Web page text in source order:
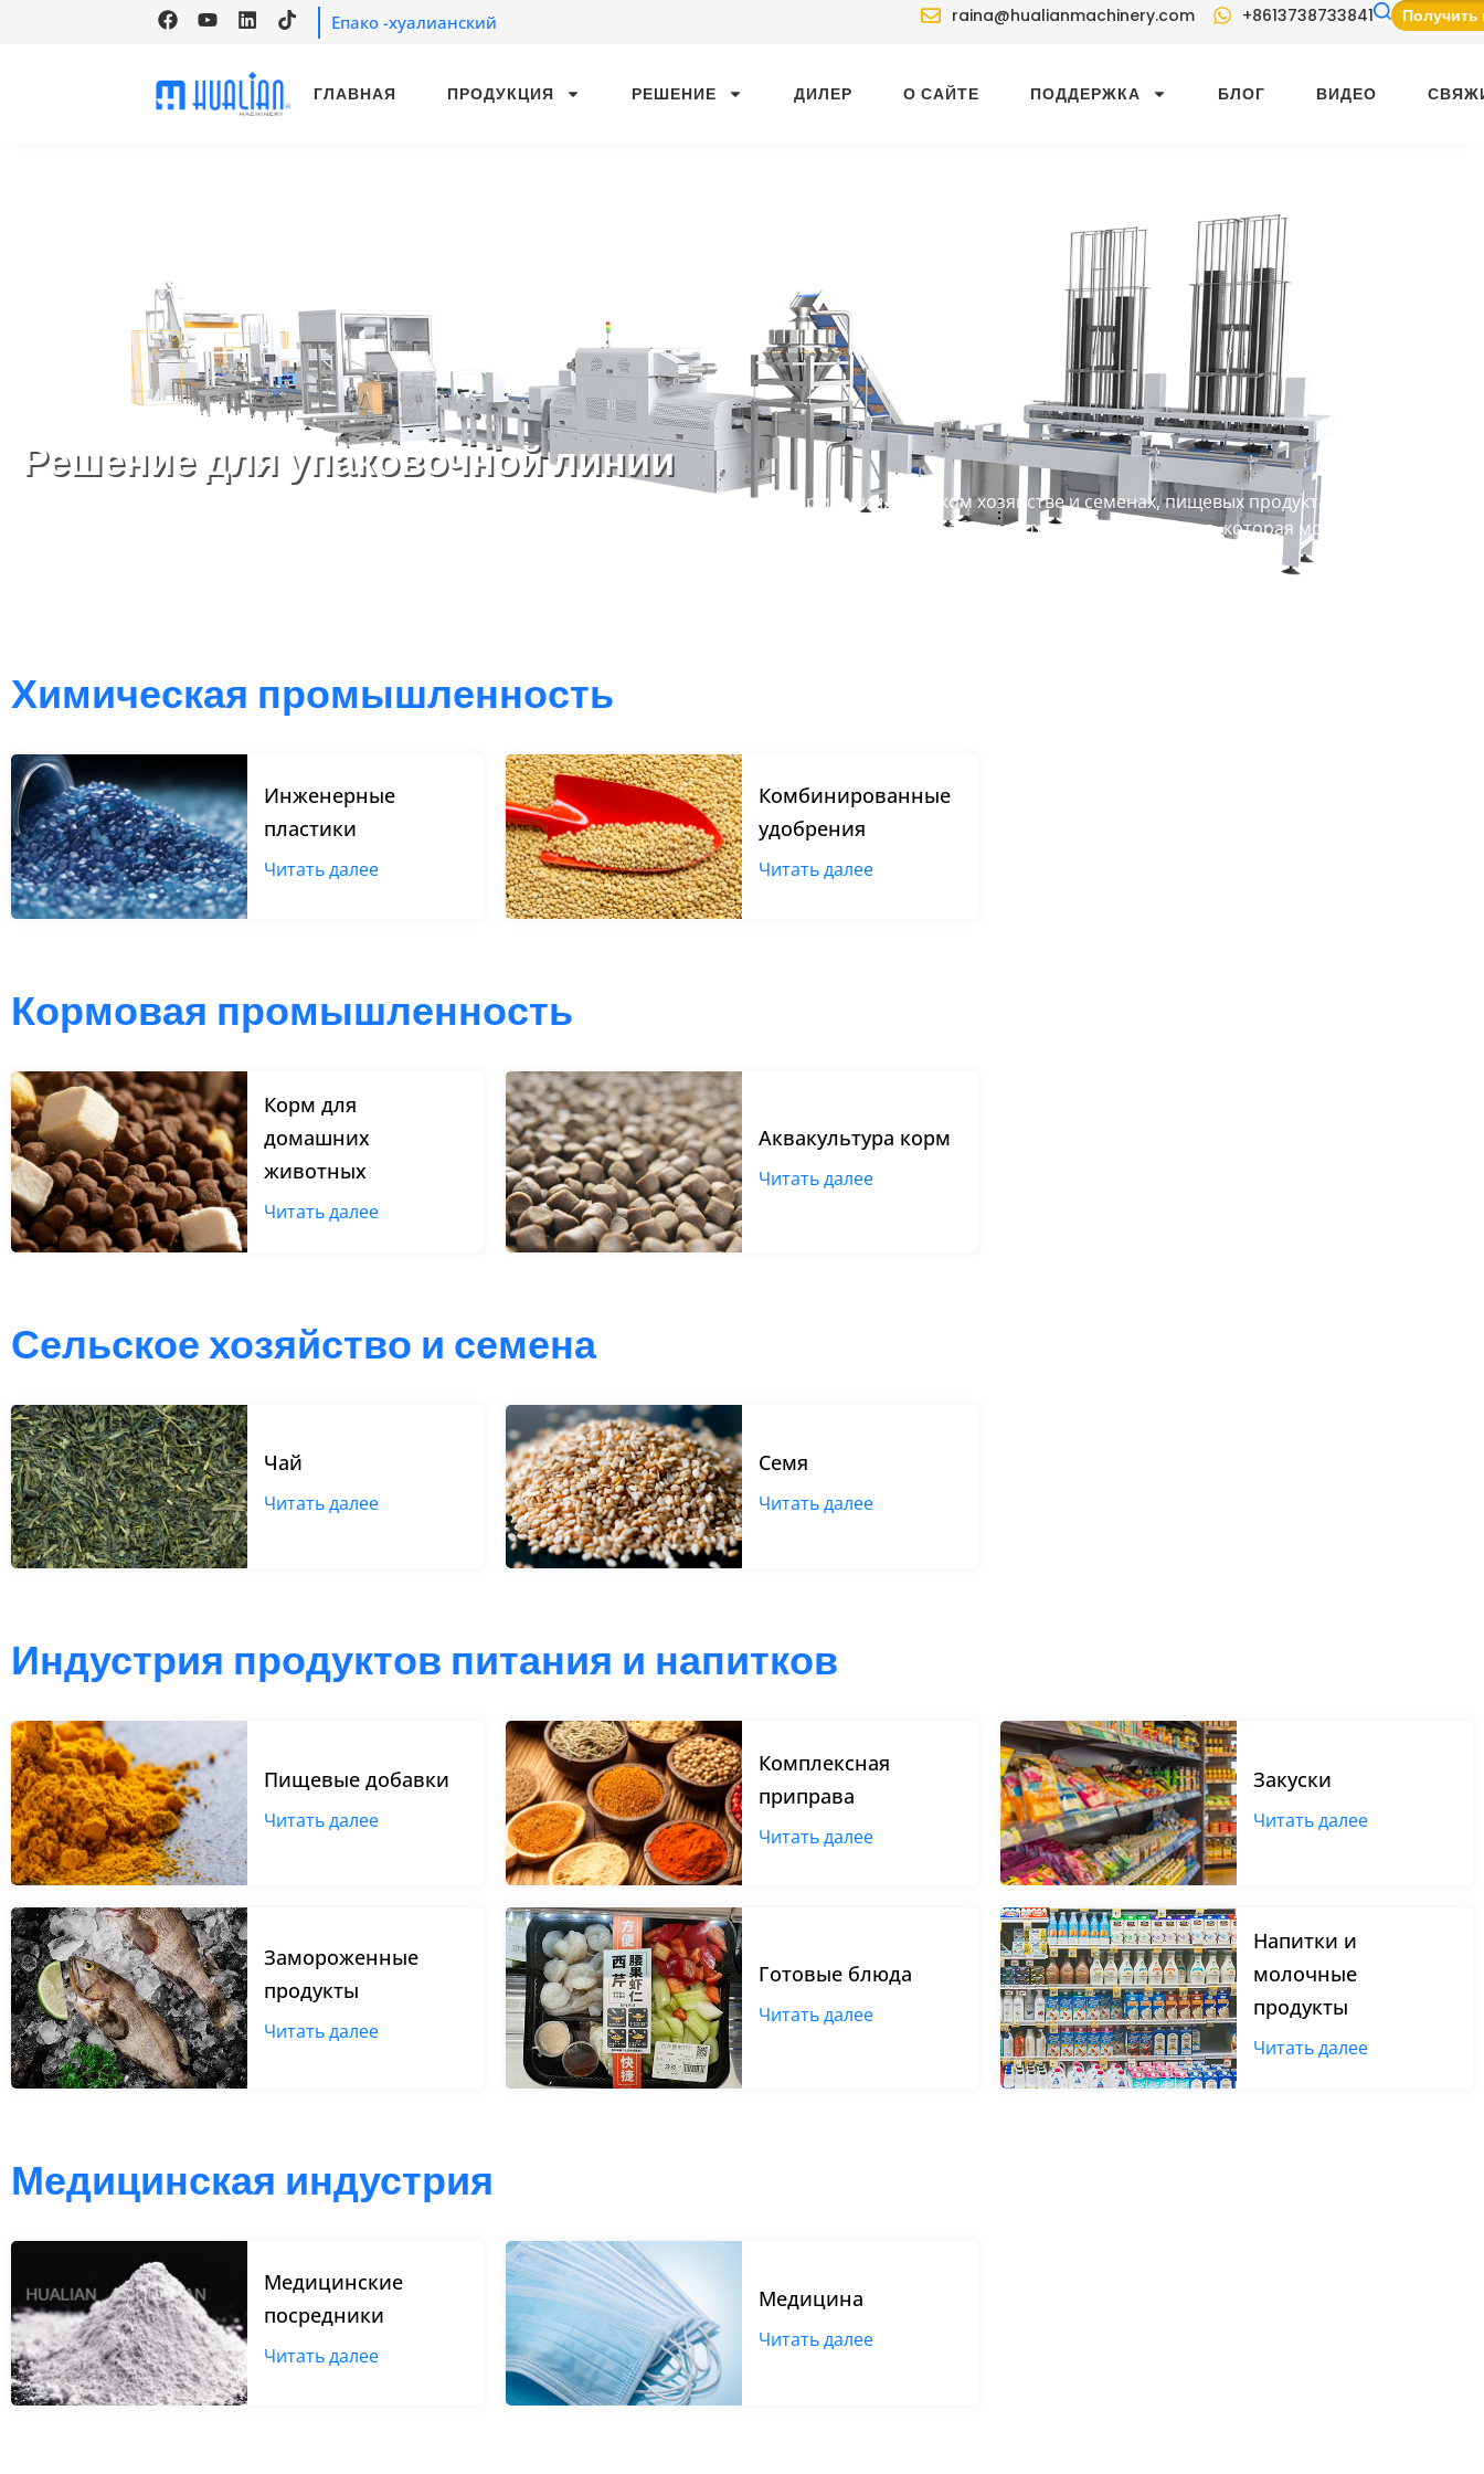
Епако -хуалианский raina@hualianmachinery.com +8613738733841 Получить
ГЛАВНАЯ ПРОДУКЦИЯ РЕШЕНИЕ ДИЛЕР О САЙТЕ ПОДДЕРЖКА БЛОГ ВИДЕО
Решение для упаковочной линии
HualianPack имеет большой опыт работы в области упаковочных линий в химическом, кормлении, сельском хозяйстве и семенах, пищевых продуктах и напитках,
медицинских, электрических и автомобильных частях. У нас есть профессиональная исследования и разработки и техническая команда, которая может
Химическая промышленность
Инженерные
пластики
Читать далее
Комбинированные
удобрения
Читать далее
Кормовая промышленность
Корм для
домашних
животных
Читать далее
Аквакультура корм
Читать далее
Сельское хозяйство и семена
Чай
Читать далее
Семя
Читать далее
Индустрия продуктов питания и напитков
Пищевые добавки
Читать далее
Комплексная
приправа
Читать далее
Закуски
Читать далее
Замороженные
продукты
Читать далее
Готовые блюда
Читать далее
Напитки и
молочные
продукты
Читать далее
Медицинская индустрия
Медицинские
посредники
Читать далее
Медицина
Читать далее